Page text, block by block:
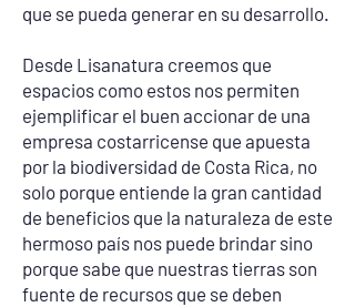
que se pueda generar en su desarrollo.
Desde Lisanatura creemos que
espacios como estos nos permiten
ejemplificar el buen accionar de una
empresa costarricense que apuesta
por la biodiversidad de Costa Rica, no
solo porque entiende la gran cantidad
de beneficios que la naturaleza de este
hermoso país nos puede brindar sino
porque sabe que nuestras tierras son
fuente de recursos que se deben